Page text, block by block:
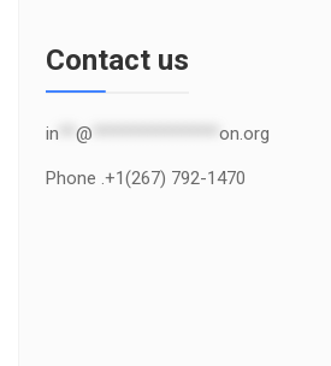
Contact us
in @ on.org
Phone .+1(267) 792-1470